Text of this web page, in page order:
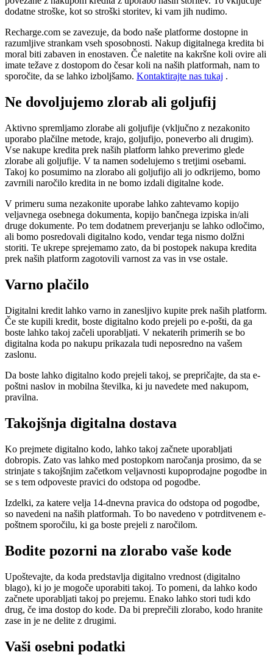
dodatne stroške, kot so stroški storitev, ki vam jih nudimo.
Recharge.com se zavezuje, da bodo naše platforme dostopne in
razumljive strankam vseh sposobnosti. Nakup digitalnega kredita bi
moral biti zabaven in enostaven. Če naletite na kakršne koli ovire ali
imate težave z dostopom do česar koli na naših platformah, nam to
sporočite, da se lahko izboljšamo. Kontaktirajte nas tukaj .
Ne dovoljujemo zlorab ali goljufij
Aktivno spremljamo zlorabe ali goljufije (vključno z nezakonito
uporabo plačilne metode, krajo, goljufijo, poneverbo ali drugim).
Vse nakupe kredita prek naših platform lahko preverimo glede
zlorabe ali goljufije. V ta namen sodelujemo s tretjimi osebami.
Takoj ko posumimo na zlorabo ali goljufijo ali jo odkrijemo, bomo
zavrnili naročilo kredita in ne bomo izdali digitalne kode.
V primeru suma nezakonite uporabe lahko zahtevamo kopijo
veljavnega osebnega dokumenta, kopijo bančnega izpiska in/ali
druge dokumente. Po tem dodatnem preverjanju se lahko odločimo,
ali bomo posredovali digitalno kodo, vendar tega nismo dolžni
storiti. Te ukrepe sprejemamo zato, da bi postopek nakupa kredita
prek naših platform zagotovili varnost za vas in vse ostale.
Varno plačilo
Digitalni kredit lahko varno in zanesljivo kupite prek naših platform.
Če ste kupili kredit, boste digitalno kodo prejeli po e-pošti, da ga
boste lahko takoj začeli uporabljati. V nekaterih primerih se bo
digitalna koda po nakupu prikazala tudi neposredno na vašem
zaslonu.
Da boste lahko digitalno kodo prejeli takoj, se prepričajte, da sta e-
poštni naslov in mobilna številka, ki ju navedete med nakupom,
pravilna.
Takojšnja digitalna dostava
Ko prejmete digitalno kodo, lahko takoj začnete uporabljati
dobropis. Zato vas lahko med postopkom naročanja prosimo, da se
strinjate s takojšnjim začetkom veljavnosti kupoprodajne pogodbe in
se s tem odpoveste pravici do odstopa od pogodbe.
Izdelki, za katere velja 14-dnevna pravica do odstopa od pogodbe,
so navedeni na naših platformah. To bo navedeno v potrditvenem e-
poštnem sporočilu, ki ga boste prejeli z naročilom.
Bodite pozorni na zlorabo vaše kode
Upoštevajte, da koda predstavlja digitalno vrednost (digitalno
blago), ki jo je mogoče uporabiti takoj. To pomeni, da lahko kodo
začnete uporabljati takoj po prejemu. Enako lahko stori tudi kdo
drug, če ima dostop do kode. Da bi preprečili zlorabo, kodo hranite
zase in je ne delite z drugimi.
Vaši osebni podatki